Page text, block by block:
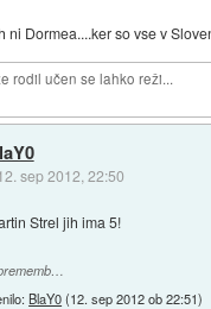
ni Dormea....ker so vse v
rodil učen se lahko reži...
sep 2012, 22:50
Strel jih ima 5!
BlaY0(12. sep 2012 ob 22:51)